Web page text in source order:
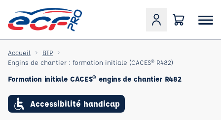
Accueil
BTP
Engins de chantier : formation initiale (CACES® R482)
Formation initiale CACES® engins de chantier R482
Accessibilité handicap